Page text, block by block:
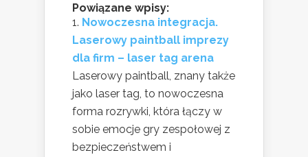
Powiązane wpisy:
Nowoczesna integracja.
Laserowy paintball imprezy
dla firm – laser tag arena
Laserowy paintball, znany także
jako laser tag, to nowoczesna
forma rozrywki, która łączy w
sobie emocje gry zespołowej z
bezpieczeństwem i